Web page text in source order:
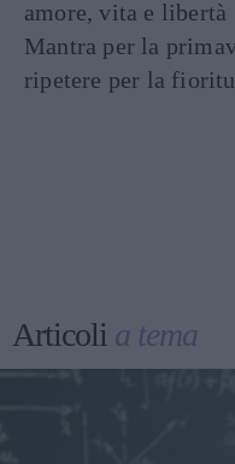
amore, vita e libertà
Mantra per la
ripetere per la
Articoli a tema